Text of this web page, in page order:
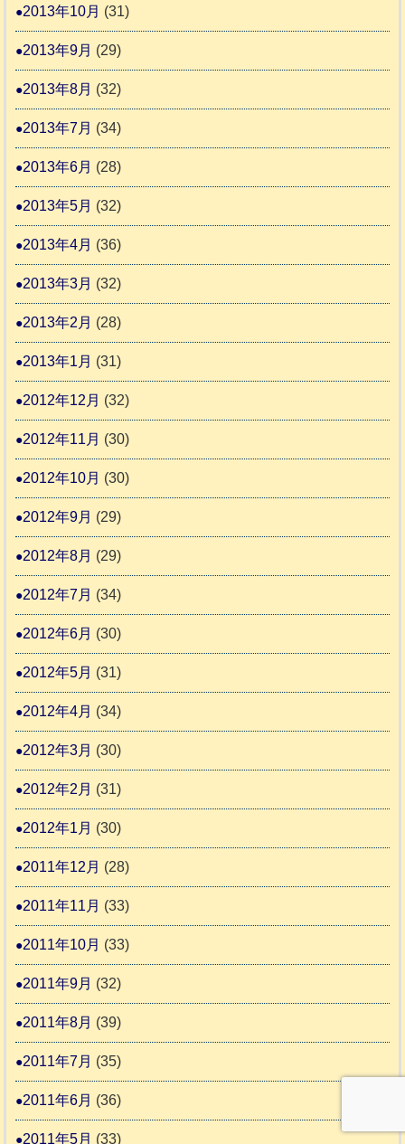
2013年10月 (31)
2013年9月 (29)
2013年8月 (32)
2013年7月 (34)
2013年6月 (28)
2013年5月 (32)
2013年4月 (36)
2013年3月 (32)
2013年2月 (28)
2013年1月 (31)
2012年12月 (32)
2012年11月 (30)
2012年10月 (30)
2012年9月 (29)
2012年8月 (29)
2012年7月 (34)
2012年6月 (30)
2012年5月 (31)
2012年4月 (34)
2012年3月 (30)
2012年2月 (31)
2012年1月 (30)
2011年12月 (28)
2011年11月 (33)
2011年10月 (33)
2011年9月 (32)
2011年8月 (39)
2011年7月 (35)
2011年6月 (36)
2011年5月 (33)